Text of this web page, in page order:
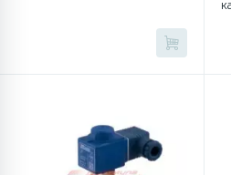
ТЭНы (нагревательные
Шкивы барабана